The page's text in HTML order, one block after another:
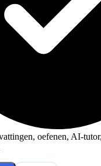
oefenen, AI-